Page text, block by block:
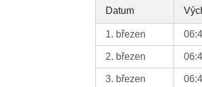
Datum
1. březen
2. březen
3. březen